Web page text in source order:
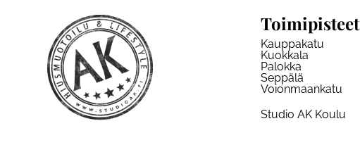
Toimipisteet
Kauppakatu
Kuokkala
Palokka
Seppälä
Voionmaankatu
Studio AK Koulu